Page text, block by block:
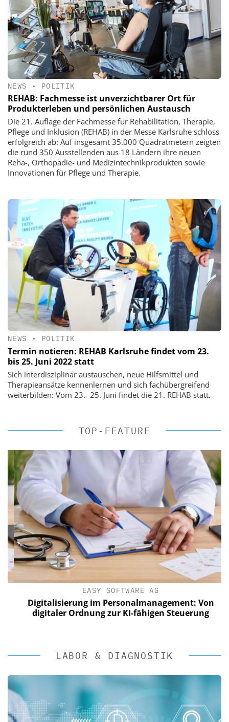
NEWS • POLITIK
REHAB: Fachmesse ist unverzichtbarer Ort für
Produkterleben und persönlichen Austausch
Die 21. Auflage der Fachmesse für Rehabilitation, Therapie,
Pflege und Inklusion (REHAB) in der Messe Karlsruhe schloss
erfolgreich ab: Auf insgesamt 35.000 Quadratmetern zeigten
die rund 350 Ausstellenden aus 18 Ländern ihre neuen
Reha-, Orthopädie- und Medizintechnikprodukten sowie
Innovationen für Pflege und Therapie.
NEWS • POLITIK
Termin notieren: REHAB Karlsruhe findet vom 23.
bis 25. Juni 2022 statt
Sich interdisziplinär austauschen, neue Hilfsmittel und
Therapieansätze kennenlernen und sich fachübergreifend
weiterbilden: Vom 23.- 25. Juni findet die 21. REHAB statt.
TOP-FEATURE
EASY SOFTWARE AG
Digitalisierung im Personalmanagement: Von
digitaler Ordnung zur KI-fähigen Steuerung
LABOR & DIAGNOSTIK